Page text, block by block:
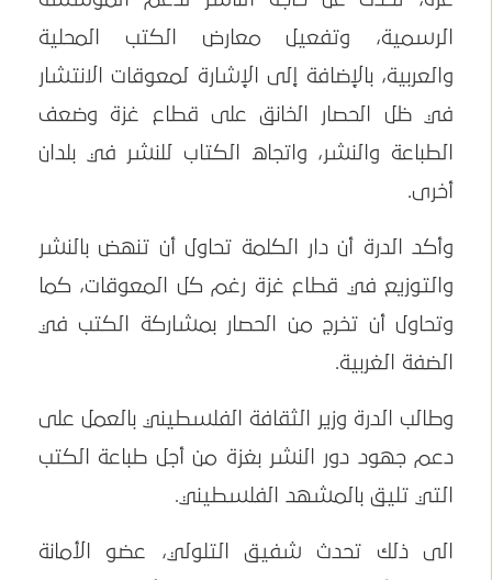
الرسمية، وتفعيل معارض الكتب المحلية
والعربية، بالإضافة إلى الإشارة لمعوقات الانتشار
في ظل الحصار الخانق على قطاع غزة وضعف
الطباعة والنشر، واتجاه الكتاب للنشر في بلدان
أخرى.
وأكد الدرة أن دار الكلمة تحاول أن تنهض بالنشر
والتوزيع في قطاع غزة رغم كل المعوقات، كما
وتحاول أن تخرج من الحصار بمشاركة الكتب في
الضفة الغربية.
وطالب الدرة وزير الثقافة الفلسطيني بالعمل على
دعم جهود دور النشر بغزة من أجل طباعة الكتب
التي تليق بالمشهد الفلسطيني.
الى ذلك تحدث شفيق التلولي، عضو الأمانة